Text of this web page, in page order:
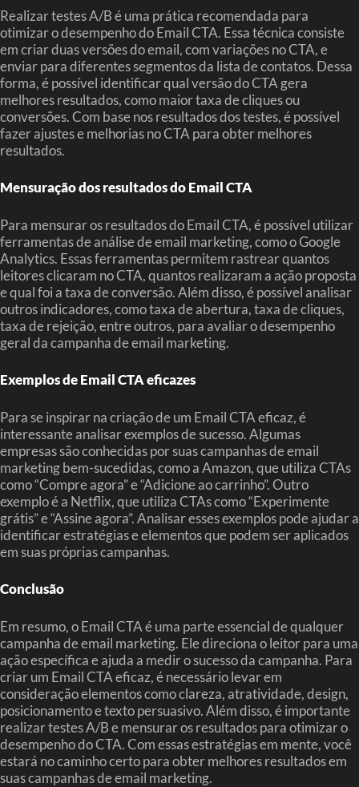
Realizar testes A/B é uma prática recomendada para
otimizar o desempenho do Email CTA. Essa técnica consiste
em criar duas versões do email, com variações no CTA, e
enviar para diferentes segmentos da lista de contatos. Dessa
forma, é possível identificar qual versão do CTA gera
melhores resultados, como maior taxa de cliques ou
conversões. Com base nos resultados dos testes, é possível
fazer ajustes e melhorias no CTA para obter melhores
resultados.
Mensuração dos resultados do Email CTA
Para mensurar os resultados do Email CTA, é possível utilizar
ferramentas de análise de email marketing, como o Google
Analytics. Essas ferramentas permitem rastrear quantos
leitores clicaram no CTA, quantos realizaram a ação proposta
e qual foi a taxa de conversão. Além disso, é possível analisar
outros indicadores, como taxa de abertura, taxa de cliques,
taxa de rejeição, entre outros, para avaliar o desempenho
geral da campanha de email marketing.
Exemplos de Email CTA eficazes
Para se inspirar na criação de um Email CTA eficaz, é
interessante analisar exemplos de sucesso. Algumas
empresas são conhecidas por suas campanhas de email
marketing bem-sucedidas, como a Amazon, que utiliza CTAs
como “Compre agora” e “Adicione ao carrinho”. Outro
exemplo é a Netflix, que utiliza CTAs como “Experimente
grátis” e “Assine agora”. Analisar esses exemplos pode ajudar a
identificar estratégias e elementos que podem ser aplicados
em suas próprias campanhas.
Conclusão
Em resumo, o Email CTA é uma parte essencial de qualquer
campanha de email marketing. Ele direciona o leitor para uma
ação específica e ajuda a medir o sucesso da campanha. Para
criar um Email CTA eficaz, é necessário levar em
consideração elementos como clareza, atratividade, design,
posicionamento e texto persuasivo. Além disso, é importante
realizar testes A/B e mensurar os resultados para otimizar o
desempenho do CTA. Com essas estratégias em mente, você
estará no caminho certo para obter melhores resultados em
suas campanhas de email marketing.